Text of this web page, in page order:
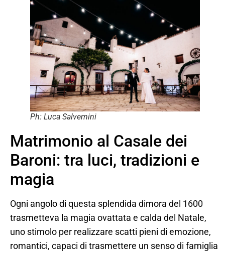
Ph: Luca Salvemini
Matrimonio al Casale dei
Baroni: tra luci, tradizioni e
magia
Ogni angolo di questa splendida dimora del 1600
trasmetteva la magia ovattata e calda del Natale,
uno stimolo per realizzare scatti pieni di emozione,
romantici, capaci di trasmettere un senso di famiglia